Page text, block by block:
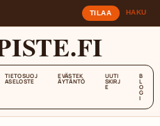
TILAA HAKU
TIETOSUOJ
ASELOSTE
EVÄSTEK
ÄYTÄNTÖ
UUTI
SKIRJ
E
B
L
O
G
I